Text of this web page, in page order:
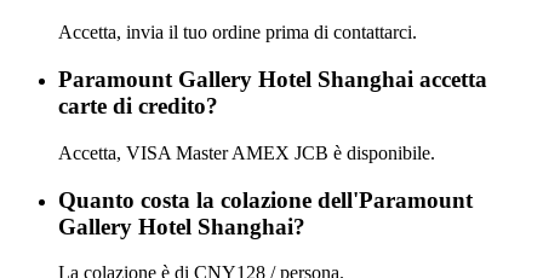
Accetta, invia il tuo ordine prima di contattarci.
Paramount Gallery Hotel Shanghai accetta
carte di credito?
Accetta, VISA Master AMEX JCB è disponibile.
Quanto costa la colazione dell'Paramount
Gallery Hotel Shanghai?
La colazione è di CNY128 / persona.